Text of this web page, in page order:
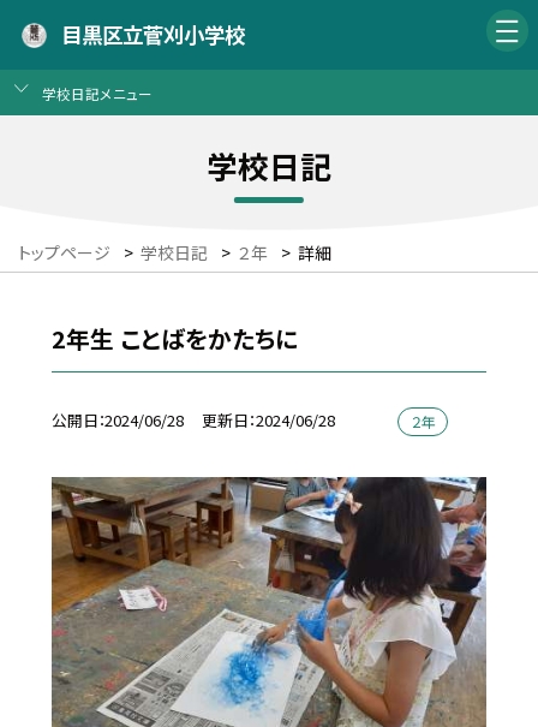
目黒区立菅刈小学校
学校日記メニュー
学校日記
トップページ > 学校日記 > ２年 > 詳細
2年生 ことばをかたちに
公開日 2024/06/28 更新日 2024/06/28 ２年